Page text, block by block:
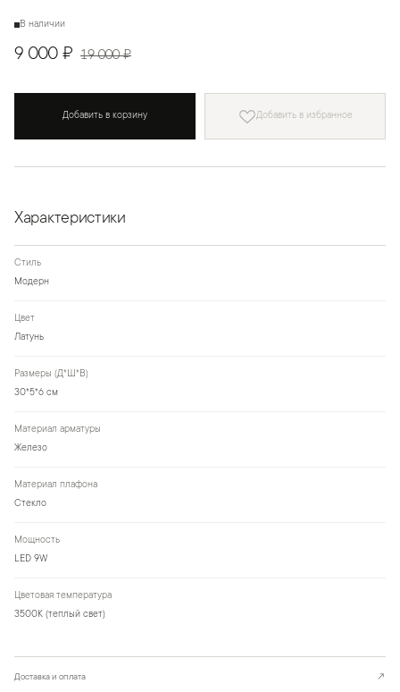
В наличии
9 000 ₽ 19 000 ₽
Добавить в корзину Добавить в избранное
Характеристики
Стиль
Модерн
Цвет
Латунь
Размеры (Д*Ш*В)
30*5*6 см
Материал арматуры
Железо
Материал плафона
Стекло
Мощность
LED 9W
Цветовая температура
3500К (теплый свет)
Доставка и оплата ↗